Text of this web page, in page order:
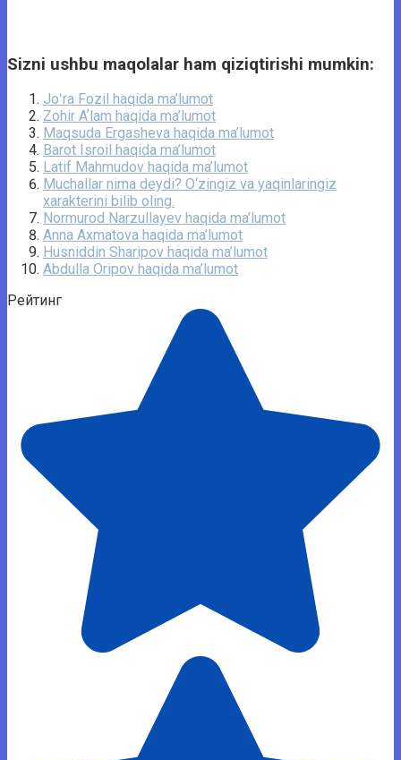
Sizni ushbu maqolalar ham qiziqtirishi mumkin:
Joʻra Fozil haqida ma’lumot
Zohir Aʼlam haqida ma’lumot
Maqsuda Ergasheva haqida ma’lumot
Barot Isroil haqida ma’lumot
Latif Mahmudov haqida ma’lumot
Muchallar nima deydi? O‘zingiz va yaqinlaringiz
xarakterini bilib oling.
Normurod Narzullayev haqida ma’lumot
Anna Axmatova haqida ma’lumot
Husniddin Sharipov haqida ma’lumot
Abdulla Oripov haqida ma’lumot
Рейтинг